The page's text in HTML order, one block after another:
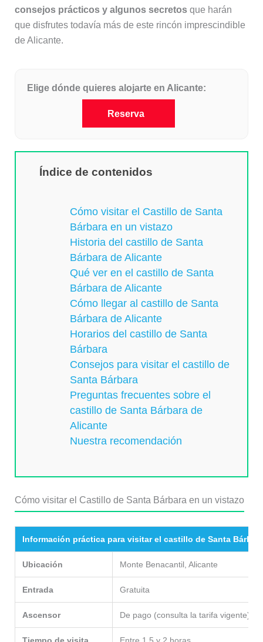
consejos prácticos y algunos secretosque harán
que disfrutes todavía más de este rincón imprescindible
de Alicante.
Elige dónde quieres alojarte en Alicante:
Reserva
Índice de contenidos
Cómo visitar el Castillo de Santa
Bárbara en un vistazo
Historia del castillo de Santa
Bárbara de Alicante
Qué ver en el castillo de Santa
Bárbara de Alicante
Cómo llegar al castillo de Santa
Bárbara de Alicante
Horarios del castillo de Santa
Bárbara
Consejos para visitar el castillo de
Santa Bárbara
Preguntas frecuentes sobre el
castillo de Santa Bárbara de
Alicante
Nuestra recomendación
Cómo visitar el Castillo de Santa Bárbara en un vistazo
Información práctica para visitar el castillo de Santa
Ubicación Monte Benacantil, Alicante
Entrada Gratuita
Ascensor De pago (consulta la tarifa vigente)